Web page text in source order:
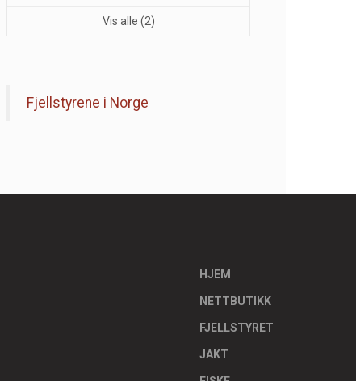
Vis alle (2)
Fjellstyrene i Norge
HJEM
NETTBUTIKK
FJELLSTYRET
JAKT